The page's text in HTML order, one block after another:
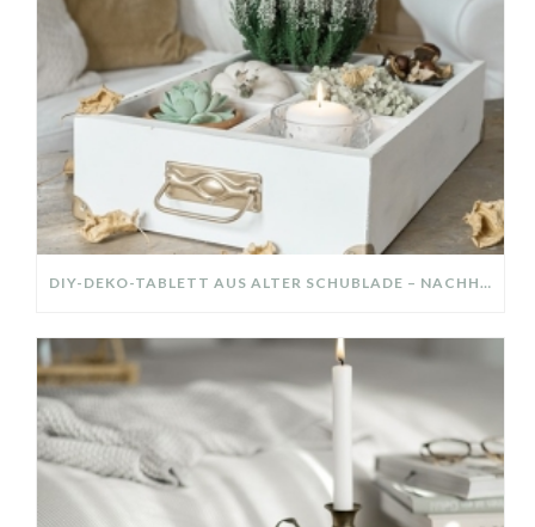
DIY-DEKO-TABLETT AUS ALTER SCHUBLADE – NACHHALTIGE HERBSTDEKO SELBER MACHEN!